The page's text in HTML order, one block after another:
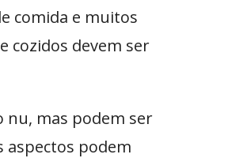
comida e muitos
cozidos devem ser
nu, mas podem ser
aspectos podem